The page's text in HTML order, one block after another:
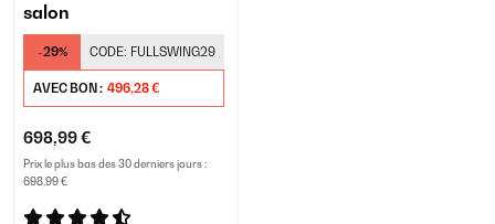
salon
-29% CODE: FULLSWING29
AVEC BON : 496,28 €
698,99 €
Prix le plus bas des 30 derniers jours :
698,99 €